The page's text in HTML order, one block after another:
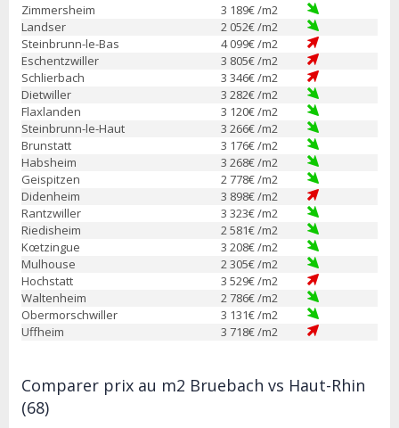
Zimmersheim 3 189€ /m2
Landser
2 052€ /m2
Steinbrunn-le-Bas
4 099€ /m2
Eschentzwiller
3 805€ /m2
Schlierbach
3 346€ /m2
Dietwiller
3 282€ /m2
Flaxlanden
3 120€ /m2
Steinbrunn-le-Haut
3 266€ /m2
Brunstatt
3 176€ /m2
Habsheim
3 268€ /m2
Geispitzen
2 778€ /m2
Didenheim
3 898€ /m2
Rantzwiller
3 323€ /m2
Riedisheim
2 581€ /m2
Kœtzingue
3 208€ /m2
Mulhouse
2 305€ /m2
Hochstatt
3 529€ /m2
Waltenheim
2 786€ /m2
Obermorschwiller
3 131€ /m2
Uffheim
3 718€ /m2
Comparer prix au m2 Bruebach vs Haut-Rhin
(68)